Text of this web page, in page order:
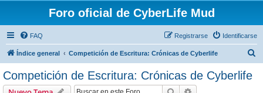
Foro oficial de CyberLife Mud
FAQ Identificarse
Registrarse
Índice general Competición de Escritura: Crónicas de Cyberlife
Competición de Escritura: Crónicas de Cyberlife